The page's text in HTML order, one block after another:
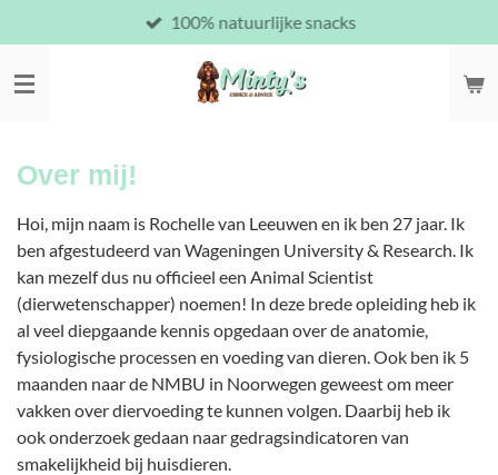
direct
naar
100% natuurlijke snacks
Over mij!
Hoi, mijn naam is Rochelle van Leeuwen en ik ben 27 jaar. Ik
ben afgestudeerd van Wageningen University & Research. Ik
kan mezelf dus nu officieel een Animal Scientist
(dierwetenschapper) noemen! In deze brede opleiding heb ik
al veel diepgaande kennis opgedaan over de anatomie,
fysiologische processen en voeding van dieren. Ook ben ik 5
maanden naar de NMBU in Noorwegen geweest om meer
vakken over diervoeding te kunnen volgen. Daarbij heb ik
ook onderzoek gedaan naar gedragsindicatoren van
smakelijkheid bij huisdieren.